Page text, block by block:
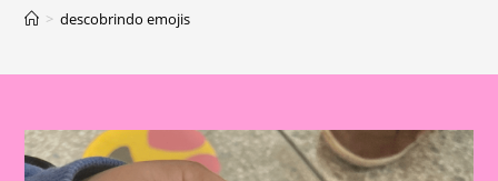
> descobrindo emojis